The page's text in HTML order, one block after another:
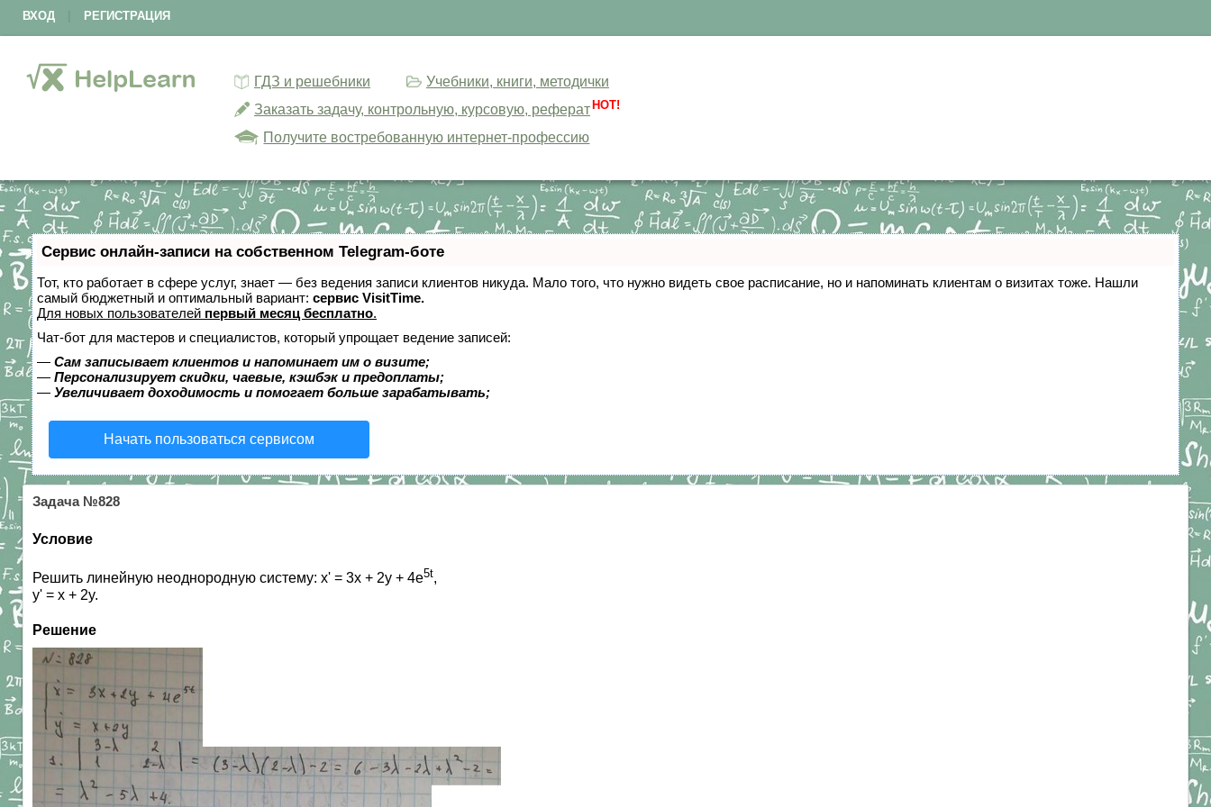
ВХОД РЕГИСТРАЦИЯ
ГДЗ и решебники
Учебники, книги, методички
Заказать задачу, контрольную, курсовую, реферат HOT!
Получите востребованную интернет-профессию
Сервис онлайн-записи на собственном Telegram-боте
Тот, кто работает в сфере услуг, знает — без ведения записи клиентов никуда. Мало того, что нужно видеть свое расписание, но и напоминать клиентам о визитах тоже. Нашли
самый бюджетный и оптимальный вариант: сервис VisitTime.
Для новых пользователей первый месяц бесплатно.
Чат-бот для мастеров и специалистов, который упрощает ведение записей:
— Сам записывает клиентов и напоминает им о визите;
— Персонализирует скидки, чаевые, кэшбэк и предоплаты;
— Увеличивает доходимость и помогает больше зарабатывать;
Начать пользоваться сервисом
Задача №828
Условие
Решить линейную неоднородную систему: x' = 3x + 2y + 4e5t,
y' = x + 2y.
Решение